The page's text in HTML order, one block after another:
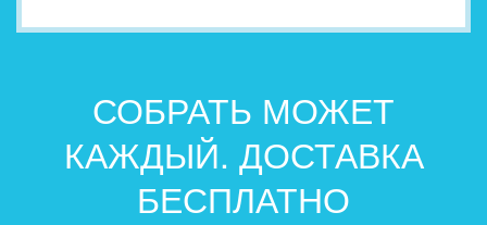
СОБРАТЬ МОЖЕТ
КАЖДЫЙ. ДОСТАВКА
БЕСПЛАТНО